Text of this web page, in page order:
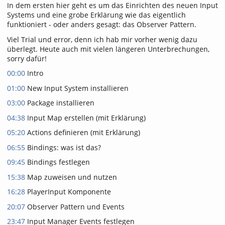
In dem ersten hier geht es um das Einrichten des neuen Input
Systems und eine grobe Erklärung wie das eigentlich
funktioniert - oder anders gesagt: das Observer Pattern.
Viel Trial und error, denn ich hab mir vorher wenig dazu
überlegt. Heute auch mit vielen längeren Unterbrechungen,
sorry dafür!
00:00 Intro
01:00 New Input System installieren
03:00 Package installieren
04:38 Input Map erstellen (mit Erklärung)
05:20 Actions definieren (mit Erklärung)
06:55 Bindings: was ist das?
09:45 Bindings festlegen
15:38 Map zuweisen und nutzen
16:28 PlayerInput Komponente
20:07 Observer Pattern und Events
23:47 Input Manager Events festlegen